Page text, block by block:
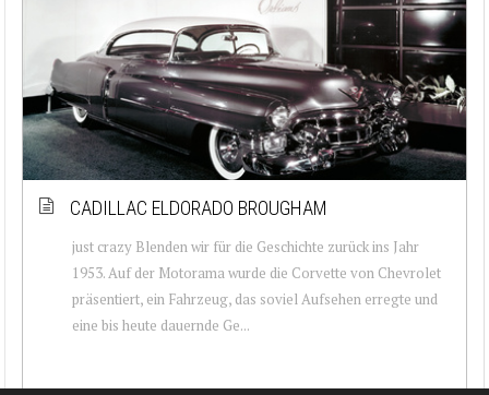
CADILLAC ELDORADO BROUGHAM
just crazy Blenden wir für die Geschichte zurück ins Jahr
1953. Auf der Motorama wurde die Corvette von Chevrolet
präsentiert, ein Fahrzeug, das soviel Aufsehen erregte und
eine bis heute dauernde Ge...